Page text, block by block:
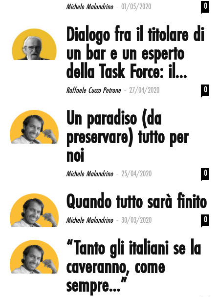
Michele Malandrino - 01/05/2020 0
Dialogo fra il titolare di
un bar e un esperto
della Task Force: il...
Raffaele Cucco Petrone - 27/04/2020 0
Un paradiso (da
preservare) tutto per
noi
Michele Malandrino - 25/04/2020 0
Quando tutto sarà finito
Michele Malandrino - 30/03/2020 0
“Tanto gli italiani se la
caveranno, come
sempre…”